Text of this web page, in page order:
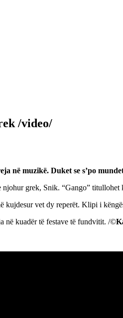
/video/
në muzikë. Duket se s’po
grek, Snik. “Gango”
vet dy reperët. Klipi i
në kuadër të festave të fundvitit. /©